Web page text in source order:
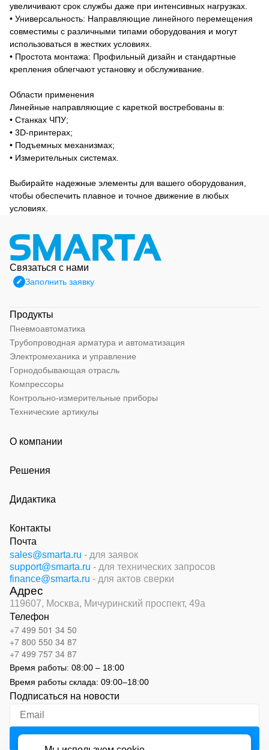
увеличивают срок службы даже при интенсивных нагрузках.
• Универсальность: Направляющие линейного перемещения
совместимы с различными типами оборудования и могут
использоваться в жестких условиях.
• Простота монтажа: Профильный дизайн и стандартные
крепления облегчают установку и обслуживание.
Области применения
Линейные направляющие с кареткой востребованы в:
• Станках ЧПУ;
• 3D-принтерах;
• Подъемных механизмах;
• Измерительных системах.
Выбирайте надежные элементы для вашего оборудования,
чтобы обеспечить плавное и точное движение в любых
условиях.
Связаться с нами
Заполнить заявку
Продукты
Пневмоавтоматика
Трубопроводная арматура и автоматизация
Электромеханика и управление
Горнодобывающая отрасль
Компрессоры
Контрольно-измерительные приборы
Технические артикулы
О компании
Решения
Дидактика
Контакты
Почта
sales@smarta.ru - для заявок
support@smarta.ru - для технических запросов
finance@smarta.ru - для актов сверки
Адрес
119607, Москва, Мичуринский проспект, 49а
Телефон
+7 499 501 34 50
+7 800 550 34 87
+7 499 757 34 87
Время работы: 08:00 – 18:00
Время работы склада: 09:00–18:00
Подписаться на новости